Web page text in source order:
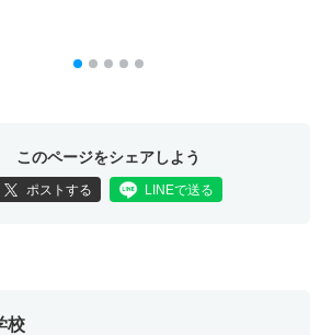
このページをシェアしよう
ポストする LINEで送る
校